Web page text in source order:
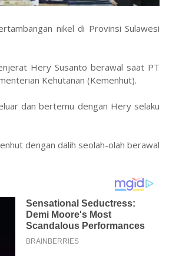
nikel di Provinsi Sulawesi
Hery Susanto berawal saat PT
Kehutanan (Kemenhut).
dan bertemu dengan Hery selaku
dengan dalih seolah-olah berawal